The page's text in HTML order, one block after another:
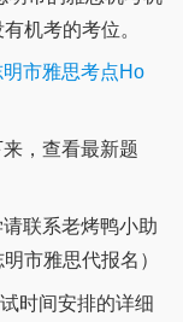
机考的考位。
市雅思考点Ho
，查看最新题
联系老烤鸭小助
市雅思代报名）
时间安排的详细